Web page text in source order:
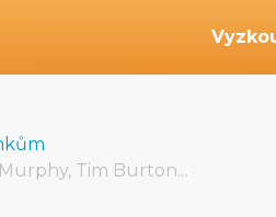
Tim Burton...